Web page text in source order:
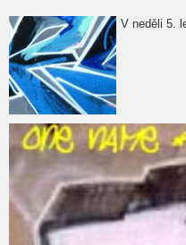
V neděli 5.